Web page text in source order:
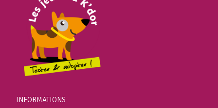
INFORMATIONS